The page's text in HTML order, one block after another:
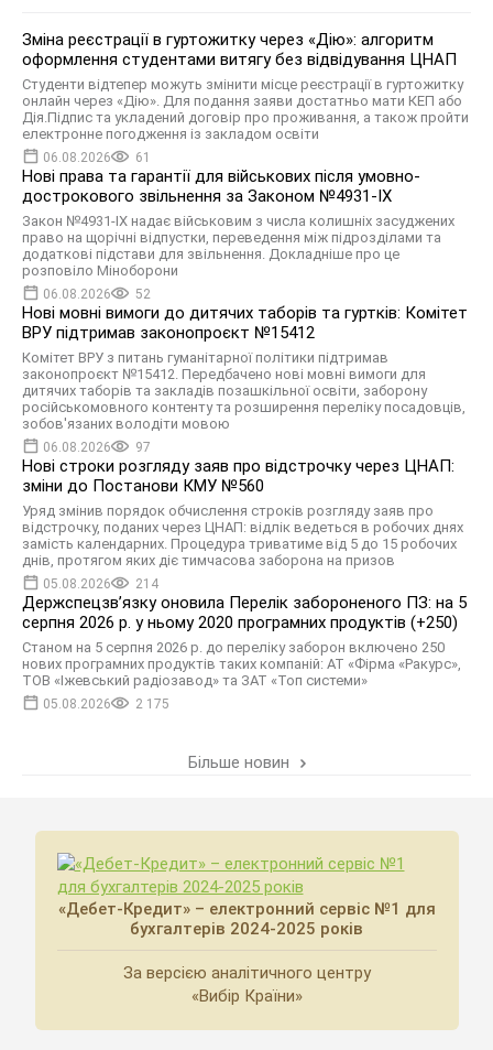
Зміна реєстрації в гуртожитку через «Дію»: алгоритм
оформлення студентами витягу без відвідування ЦНАП
Студенти відтепер можуть змінити місце реєстрації в гуртожитку
онлайн через «Дію». Для подання заяви достатньо мати КЕП або
Дія.Підпис та укладений договір про проживання, а також пройти
електронне погодження із закладом освіти
06.08.2026 61
Нові права та гарантії для військових після умовно-
дострокового звільнення за Законом №4931-ІХ
Закон №4931-ІХ надає військовим з числа колишніх засуджених
право на щорічні відпустки, переведення між підрозділами та
додаткові підстави для звільнення. Докладніше про це
розповіло Міноборони
06.08.2026 52
Нові мовні вимоги до дитячих таборів та гуртків: Комітет
ВРУ підтримав законопроєкт №15412
Комітет ВРУ з питань гуманітарної політики підтримав
законопроєкт №15412. Передбачено нові мовні вимоги для
дитячих таборів та закладів позашкільної освіти, заборону
російськомовного контенту та розширення переліку посадовців,
зобов'язаних володіти мовою
06.08.2026 97
Нові строки розгляду заяв про відстрочку через ЦНАП:
зміни до Постанови КМУ №560
Уряд змінив порядок обчислення строків розгляду заяв про
відстрочку, поданих через ЦНАП: відлік ведеться в робочих днях
замість календарних. Процедура триватиме від 5 до 15 робочих
днів, протягом яких діє тимчасова заборона на призов
05.08.2026 214
Держспецзв’язку оновила Перелік забороненого ПЗ: на 5
серпня 2026 р. у ньому 2020 програмних продуктів (+250)
Станом на 5 серпня 2026 р. до переліку заборон включено 250
нових програмних продуктів таких компаній: АТ «Фірма «Ракурс»,
ТОВ «Іжевський радіозавод» та ЗАТ «Топ системи»
05.08.2026 2 175
Більше новин
«Дебет-Кредит» – електронний сервіс №1 для
бухгалтерів 2024-2025 років
За версією аналітичного центру
«Вибір Країни»